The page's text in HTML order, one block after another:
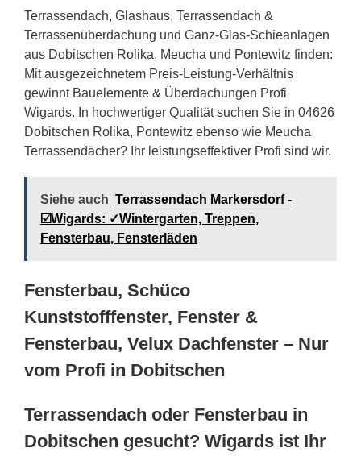
Terrassendach, Glashaus, Terrassendach &
Terrassenüberdachung und Ganz-Glas-Schieanlagen
aus Dobitschen Rolika, Meucha und Pontewitz finden:
Mit ausgezeichnetem Preis-Leistung-Verhältnis
gewinnt Bauelemente & Überdachungen Profi
Wigards. In hochwertiger Qualität suchen Sie in 04626
Dobitschen Rolika, Pontewitz ebenso wie Meucha
Terrassendächer? Ihr leistungseffektiver Profi sind wir.
Siehe auch Terrassendach Markersdorf -
☑️Wigards: ✓Wintergarten, Treppen,
Fensterbau, Fensterläden
Fensterbau, Schüco
Kunststofffenster, Fenster &
Fensterbau, Velux Dachfenster – Nur
vom Profi in Dobitschen
Terrassendach oder Fensterbau in
Dobitschen gesucht? Wigards ist Ihr